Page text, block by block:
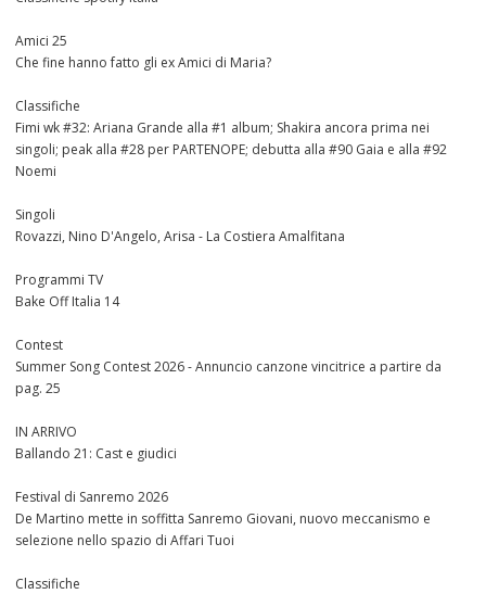
Amici 25
Che fine hanno fatto gli ex Amici di Maria?
Classifiche
Fimi wk #32: Ariana Grande alla #1 album; Shakira ancora prima nei
singoli; peak alla #28 per PARTENOPE; debutta alla #90 Gaia e alla #92
Noemi
Singoli
Rovazzi, Nino D'Angelo, Arisa - La Costiera Amalfitana
Programmi TV
Bake Off Italia 14
Contest
Summer Song Contest 2026 - Annuncio canzone vincitrice a partire da
pag. 25
IN ARRIVO
Ballando 21: Cast e giudici
Festival di Sanremo 2026
De Martino mette in soffitta Sanremo Giovani, nuovo meccanismo e
selezione nello spazio di Affari Tuoi
Classifiche